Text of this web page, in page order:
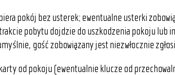
pokój bez usterek; ewentualne usterki
pobytu dojdzie do uszkodzenia pokoju lub
gość zobowiązany jest niezwłocznie
od pokoju (ewentualnie klucze od